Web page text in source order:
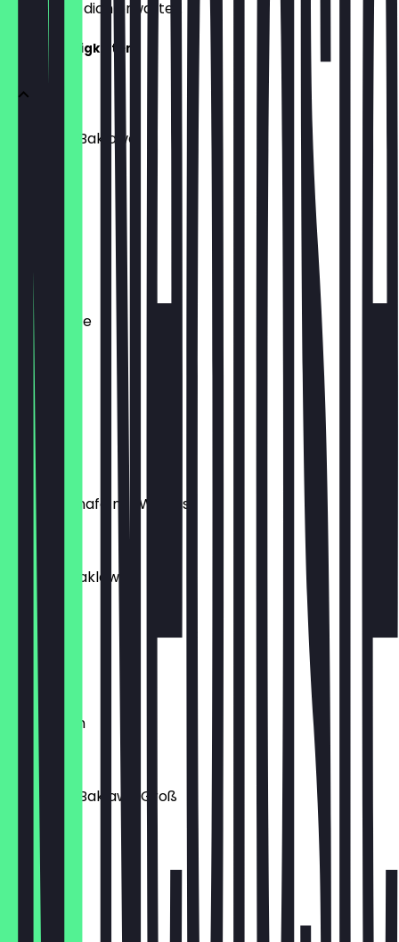
weißt, was dich erwartet.
Zawaq Süßigkeiten
Türkische Baklawa
€ 7,50
Vogel Neste
€ 12,00
Faysali
1 Stück
Turkish kunafe mit Walnuss
€ 7,00
Syrische Baklawa
€ 12,00
Hariseh
€ 6,00
Mabromeh
€ 12,50
Türkische Baklawa Groß
1 Stück
Layali